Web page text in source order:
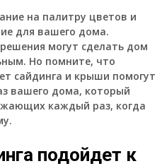
на палитру цветов и
для вашего дома.
могут сделать дом
Но помните, что
сайдинга и крыши помогут
вашего дома, который
каждый раз, когда
подойдет к